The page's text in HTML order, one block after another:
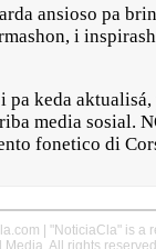
ansioso pa
i
pa keda
media sosial.
fonetico di
| "NoticiaCla" is a
Media. All rights reserved.